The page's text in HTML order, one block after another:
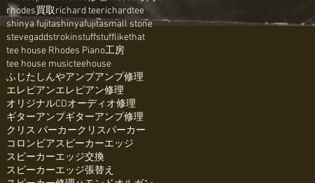
rhodes買取richard teerichardtee
shinya fujitashinyafujitasmall stone
stevegaddstrokinstuffstufflikethat
tee house Rhodes Piano工房
tee house musicteehouse
ふじたしんやアンプアンプ修理
エレピアンエレピアン修理
オリジナルCDオーディオ修理
ギターアンプギターアンプ修理
クリス パーカークリスパーカー
コロンビアスピーカーエッジ
スピーカーエッジ交換
スピーカーエッジ張替え